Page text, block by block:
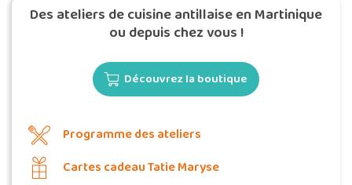
Des ateliers de cuisine antillaise en Martinique
ou depuis chez vous !
Découvrez la boutique
Programme des ateliers
Cartes cadeau Tatie Maryse